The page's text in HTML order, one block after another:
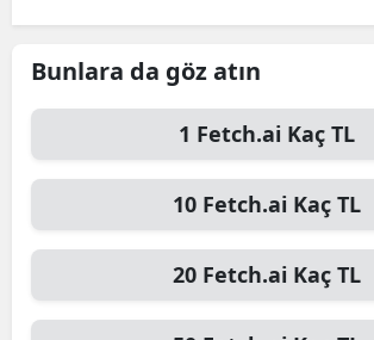
Bunlara da göz atın
1 Fetch.ai Kaç TL
10 Fetch.ai Kaç TL
20 Fetch.ai Kaç TL